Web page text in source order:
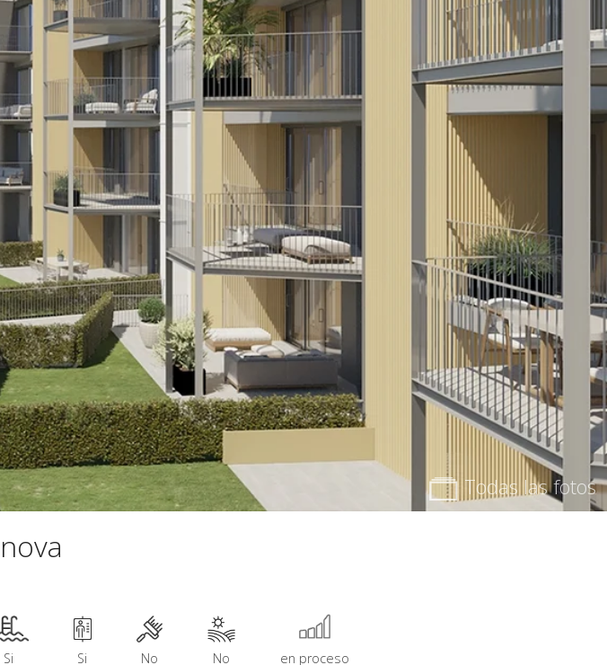
Todas las fotos
Si Si No No en proceso